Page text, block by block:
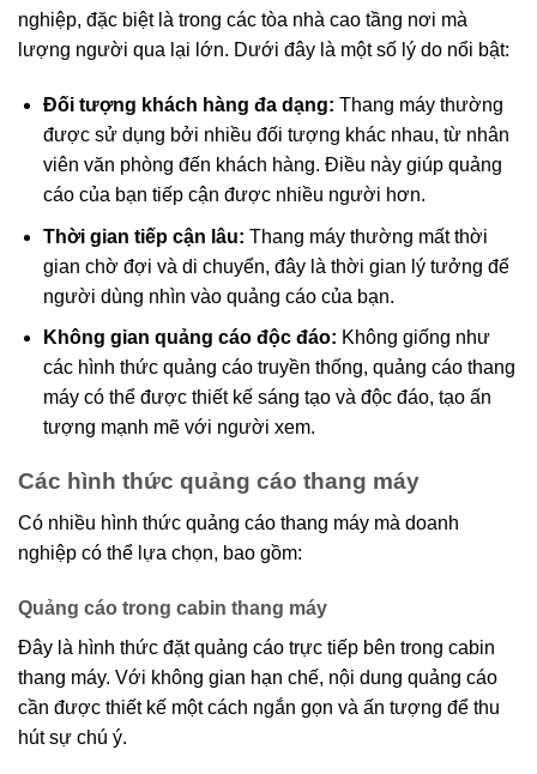
nghiệp, đặc biệt là trong các tòa nhà cao tầng nơi mà
lượng người qua lại lớn. Dưới đây là một số lý do nổi bật:
Đối tượng khách hàng đa dạng: Thang máy thường
được sử dụng bởi nhiều đối tượng khác nhau, từ nhân
viên văn phòng đến khách hàng. Điều này giúp quảng
cáo của bạn tiếp cận được nhiều người hơn.
Thời gian tiếp cận lâu: Thang máy thường mất thời
gian chờ đợi và di chuyển, đây là thời gian lý tưởng để
người dùng nhìn vào quảng cáo của bạn.
Không gian quảng cáo độc đáo: Không giống như
các hình thức quảng cáo truyền thống, quảng cáo thang
máy có thể được thiết kế sáng tạo và độc đáo, tạo ấn
tượng mạnh mẽ với người xem.
Các hình thức quảng cáo thang máy
Có nhiều hình thức quảng cáo thang máy mà doanh
nghiệp có thể lựa chọn, bao gồm:
Quảng cáo trong cabin thang máy
Đây là hình thức đặt quảng cáo trực tiếp bên trong cabin
thang máy. Với không gian hạn chế, nội dung quảng cáo
cần được thiết kế một cách ngắn gọn và ấn tượng để thu
hút sự chú ý.